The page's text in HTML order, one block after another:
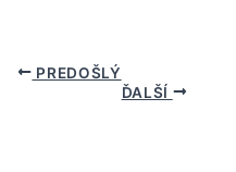
PREDOŠLÝ
ĎALŠÍ